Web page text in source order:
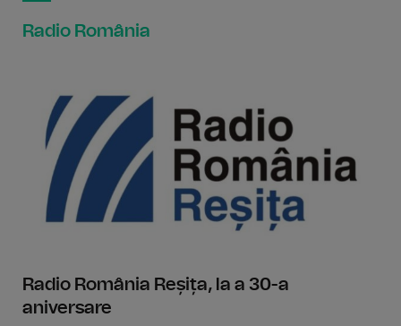
Radio România
Radio România Reșița, la a 30-a
aniversare